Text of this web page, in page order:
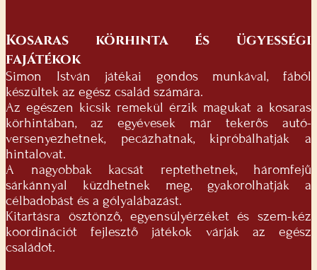
Kosaras körhinta és ügyességi
fajátékok
Simon István játékai gondos munkával, fából
készültek az egész család számára.
Az egészen kicsik remekül érzik magukat a kosaras
körhintában, az egyévesek már tekerős autó-
versenyezhetnek, pecázhatnak, kipróbálhatják a
hintalovat.
A nagyobbak kacsát reptethetnek, háromfejű
sárkánnyal küzdhetnek meg, gyakorolhatják a
célbadobást és a gólyalábazást.
Kitartásra ösztönző, egyensúlyérzéket és szem-kéz
koordinációt fejlesztő játékok várják az egész
családot.